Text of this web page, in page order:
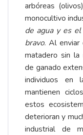
arbóreas
monocultivo
de agua y es
bravo. Al enviar
matadero sin la
de ganado
individuos en
mantienen
estos
deterioran y
industrial de